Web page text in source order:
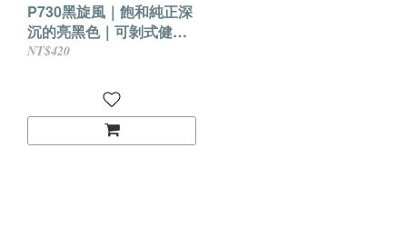
P730黑旋風｜飽和純正深
沉的亮黑色｜可剝式健康
香氛水性指甲油
NT$420